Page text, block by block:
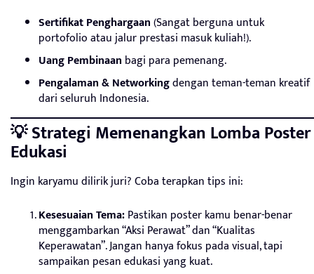
Sertifikat Penghargaan(Sangat berguna untuk
portofolio atau jalur prestasi masuk kuliah!).
Uang Pembinaan bagi para pemenang.
Pengalaman & Networkingdengan teman-teman kreatif
dari seluruh Indonesia.
💡 Strategi Memenangkan Lomba Poster
Edukasi
Ingin karyamu dilirik juri? Coba terapkan tips ini:
Kesesuaian Tema:Pastikan poster kamu benar-benar
menggambarkan “Aksi Perawat” dan “Kualitas
Keperawatan”. Jangan hanya fokus pada visual, tapi
sampaikan pesan edukasi yang kuat.